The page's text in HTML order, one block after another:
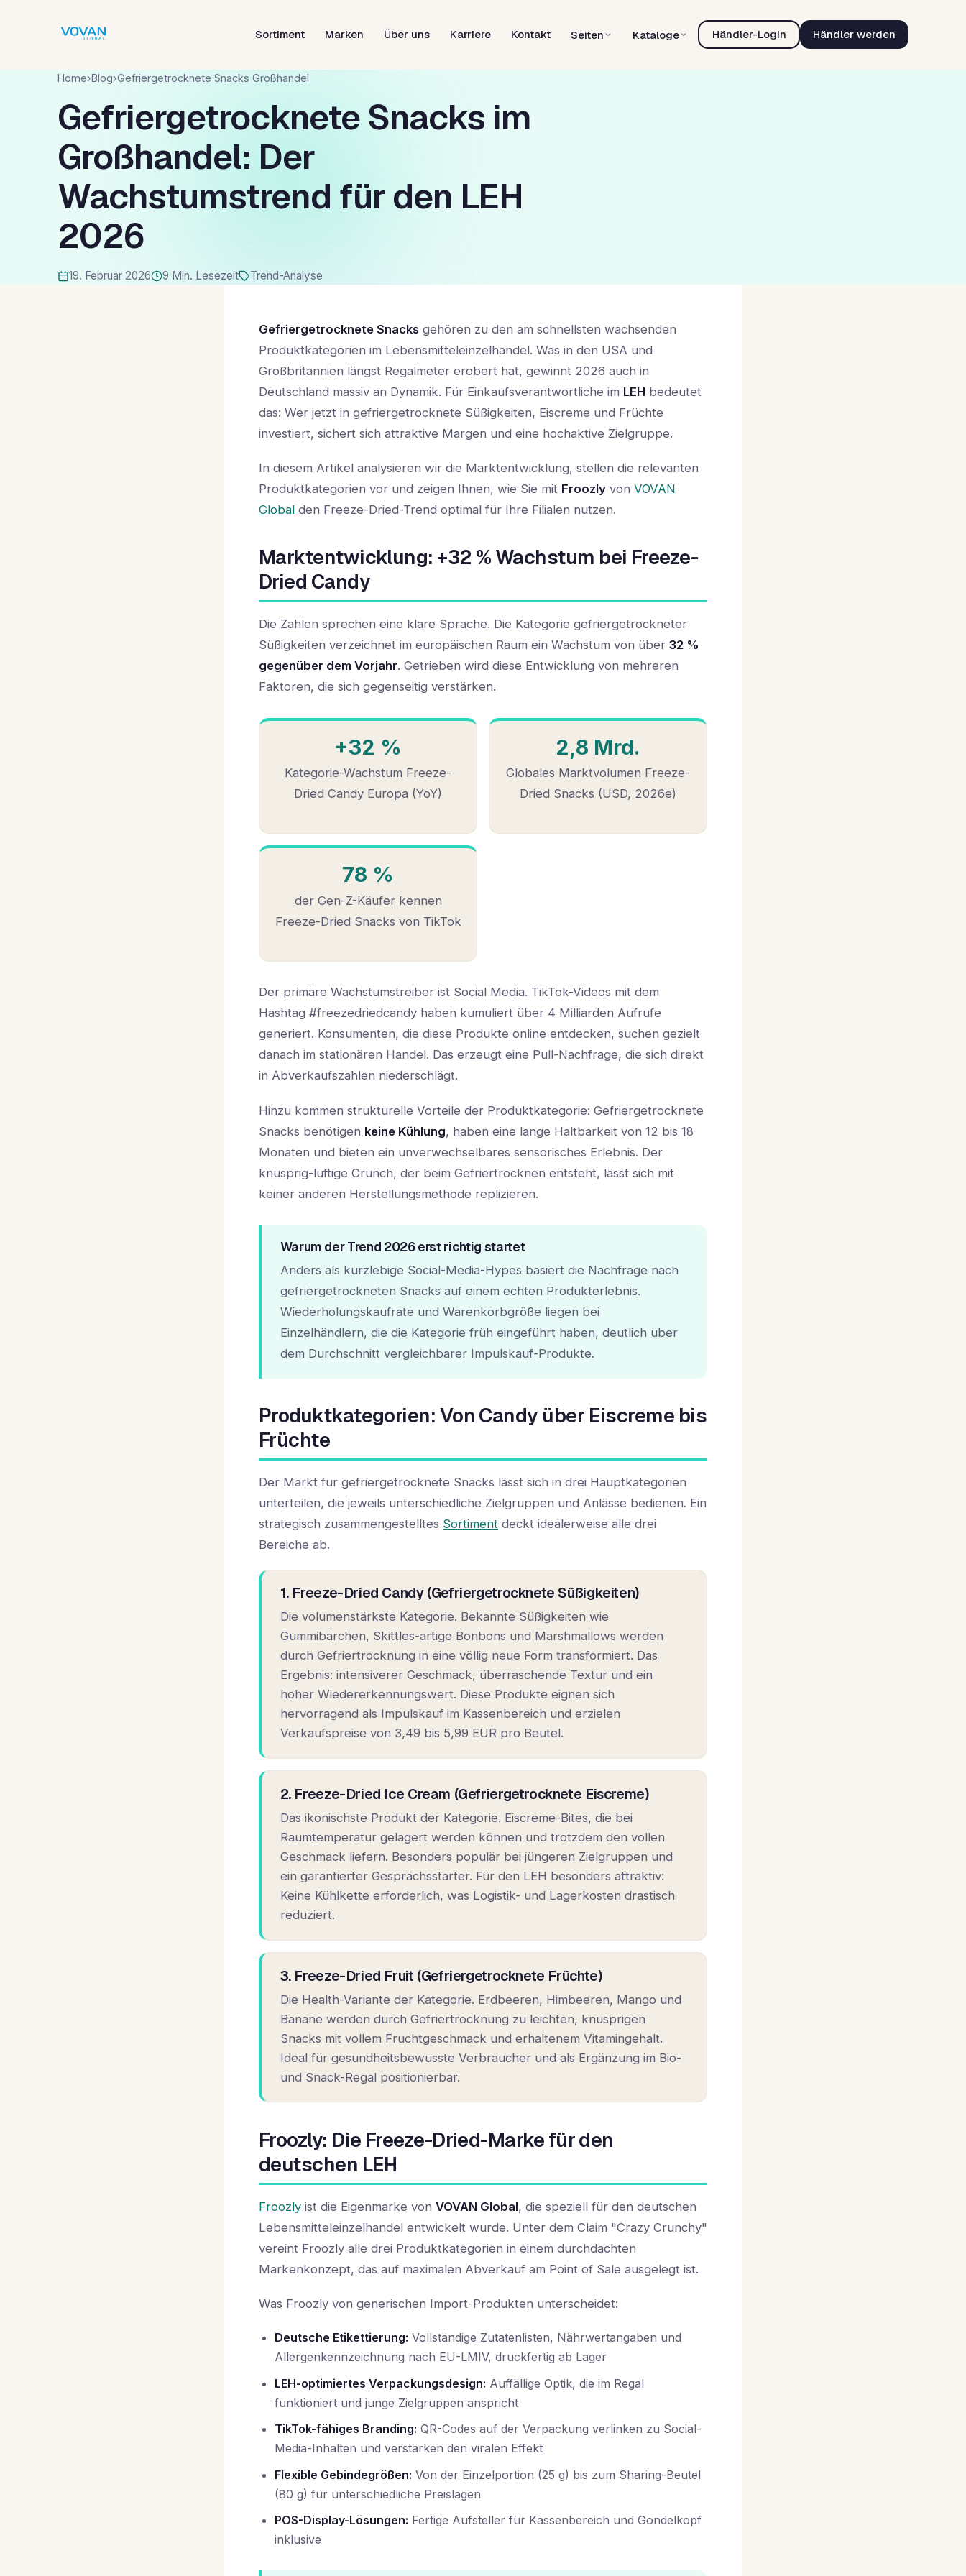
Sortiment Marken Über uns Karriere Kontakt Seiten Kataloge Händler-Login Händler werden
Home›Blog›Gefriergetrocknete Snacks Großhandel
Gefriergetrocknete Snacks im
Großhandel: Der
Wachstumstrend für den LEH
2026
19. Februar 2026 9 Min. Lesezeit Trend-Analyse
Gefriergetrocknete Snacks gehören zu den am schnellsten wachsenden
Produktkategorien im Lebensmitteleinzelhandel. Was in den USA und
Großbritannien längst Regalmeter erobert hat, gewinnt 2026 auch in
Deutschland massiv an Dynamik. Für Einkaufsverantwortliche im LEH bedeutet
das: Wer jetzt in gefriergetrocknete Süßigkeiten, Eiscreme und Früchte
investiert, sichert sich attraktive Margen und eine hochaktive Zielgruppe.
In diesem Artikel analysieren wir die Marktentwicklung, stellen die relevanten
Produktkategorien vor und zeigen Ihnen, wie Sie mit Froozly von VOVAN
Global den Freeze-Dried-Trend optimal für Ihre Filialen nutzen.
Marktentwicklung: +32 % Wachstum bei Freeze-
Dried Candy
Die Zahlen sprechen eine klare Sprache. Die Kategorie gefriergetrockneter
Süßigkeiten verzeichnet im europäischen Raum ein Wachstum von über 32 %
gegenüber dem Vorjahr. Getrieben wird diese Entwicklung von mehreren
Faktoren, die sich gegenseitig verstärken.
+32 %
Kategorie-Wachstum Freeze-
Dried Candy Europa (YoY)
2,8 Mrd.
Globales Marktvolumen Freeze-
Dried Snacks (USD, 2026e)
78 %
der Gen-Z-Käufer kennen
Freeze-Dried Snacks von TikTok
Der primäre Wachstumstreiber ist Social Media. TikTok-Videos mit dem
Hashtag #freezedriedcandy haben kumuliert über 4 Milliarden Aufrufe
generiert. Konsumenten, die diese Produkte online entdecken, suchen gezielt
danach im stationären Handel. Das erzeugt eine Pull-Nachfrage, die sich direkt
in Abverkaufszahlen niederschlägt.
Hinzu kommen strukturelle Vorteile der Produktkategorie: Gefriergetrocknete
Snacks benötigen keine Kühlung, haben eine lange Haltbarkeit von 12 bis 18
Monaten und bieten ein unverwechselbares sensorisches Erlebnis. Der
knusprig-luftige Crunch, der beim Gefriertrocknen entsteht, lässt sich mit
keiner anderen Herstellungsmethode replizieren.
Warum der Trend 2026 erst richtig startet
Anders als kurzlebige Social-Media-Hypes basiert die Nachfrage nach
gefriergetrockneten Snacks auf einem echten Produkterlebnis.
Wiederholungskaufrate und Warenkorbgröße liegen bei
Einzelhändlern, die die Kategorie früh eingeführt haben, deutlich über
dem Durchschnitt vergleichbarer Impulskauf-Produkte.
Produktkategorien: Von Candy über Eiscreme bis
Früchte
Der Markt für gefriergetrocknete Snacks lässt sich in drei Hauptkategorien
unterteilen, die jeweils unterschiedliche Zielgruppen und Anlässe bedienen. Ein
strategisch zusammengestelltes Sortiment deckt idealerweise alle drei
Bereiche ab.
1. Freeze-Dried Candy (Gefriergetrocknete Süßigkeiten)
Die volumenstärkste Kategorie. Bekannte Süßigkeiten wie
Gummibärchen, Skittles-artige Bonbons und Marshmallows werden
durch Gefriertrocknung in eine völlig neue Form transformiert. Das
Ergebnis: intensiverer Geschmack, überraschende Textur und ein
hoher Wiedererkennungswert. Diese Produkte eignen sich
hervorragend als Impulskauf im Kassenbereich und erzielen
Verkaufspreise von 3,49 bis 5,99 EUR pro Beutel.
2. Freeze-Dried Ice Cream (Gefriergetrocknete Eiscreme)
Das ikonischste Produkt der Kategorie. Eiscreme-Bites, die bei
Raumtemperatur gelagert werden können und trotzdem den vollen
Geschmack liefern. Besonders populär bei jüngeren Zielgruppen und
ein garantierter Gesprächsstarter. Für den LEH besonders attraktiv:
Keine Kühlkette erforderlich, was Logistik- und Lagerkosten drastisch
reduziert.
3. Freeze-Dried Fruit (Gefriergetrocknete Früchte)
Die Health-Variante der Kategorie. Erdbeeren, Himbeeren, Mango und
Banane werden durch Gefriertrocknung zu leichten, knusprigen
Snacks mit vollem Fruchtgeschmack und erhaltenem Vitamingehalt.
Ideal für gesundheitsbewusste Verbraucher und als Ergänzung im Bio-
und Snack-Regal positionierbar.
Froozly: Die Freeze-Dried-Marke für den
deutschen LEH
Froozly ist die Eigenmarke von VOVAN Global, die speziell für den deutschen
Lebensmitteleinzelhandel entwickelt wurde. Unter dem Claim "Crazy Crunchy"
vereint Froozly alle drei Produktkategorien in einem durchdachten
Markenkonzept, das auf maximalen Abverkauf am Point of Sale ausgelegt ist.
Was Froozly von generischen Import-Produkten unterscheidet:
Deutsche Etikettierung: Vollständige Zutatenlisten, Nährwertangaben und
Allergenkennzeichnung nach EU-LMIV, druckfertig ab Lager
LEH-optimiertes Verpackungsdesign: Auffällige Optik, die im Regal
funktioniert und junge Zielgruppen anspricht
TikTok-fähiges Branding: QR-Codes auf der Verpackung verlinken zu Social-
Media-Inhalten und verstärken den viralen Effekt
Flexible Gebindegrößen: Von der Einzelportion (25 g) bis zum Sharing-Beutel
(80 g) für unterschiedliche Preislagen
POS-Display-Lösungen: Fertige Aufsteller für Kassenbereich und Gondelkopf
inklusive